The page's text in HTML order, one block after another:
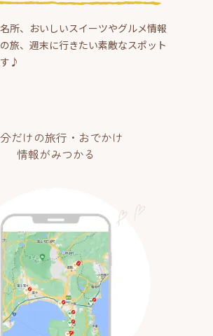
所、おいしいスイーツやグルメ情報
旅、週末に行きたい素敵なスポット
♪
だけの旅行・おでかけ
情報がみつかる